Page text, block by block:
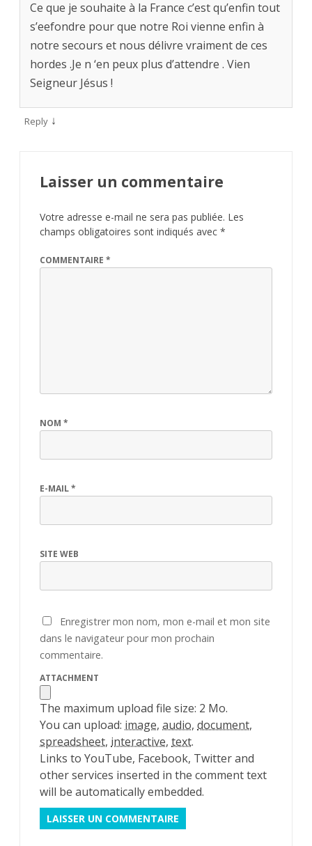
Ce que je souhaite à la France c’est qu’enfin tout
s’eefondre pour que notre Roi vienne enfin à
notre secours et nous délivre vraiment de ces
hordes .Je n ‘en peux plus d’attendre . Vien
Seigneur Jésus !
Reply ↓
Laisser un commentaire
Votre adresse e-mail ne sera pas publiée. Les
champs obligatoires sont indiqués avec *
COMMENTAIRE *
NOM *
E-MAIL*
SITE WEB
Enregistrer mon nom, mon e-mail et mon site
dans le navigateur pour mon prochain
commentaire.
ATTACHMENT
The maximum upload file size: 2 Mo.
You can upload: image, audio, document,
spreadsheet, interactive, text.
Links to YouTube, Facebook, Twitter and
other services inserted in the comment text
will be automatically embedded.